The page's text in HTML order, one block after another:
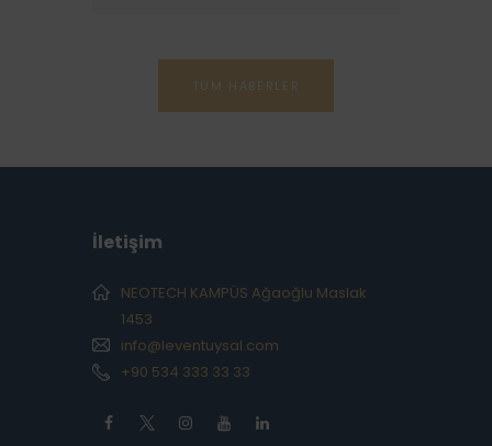
TÜM HABERLER
İletişim
NEOTECH KAMPÜS Ağaoğlu Maslak
1453
info@leventuysal.com
+90 534 333 33 33